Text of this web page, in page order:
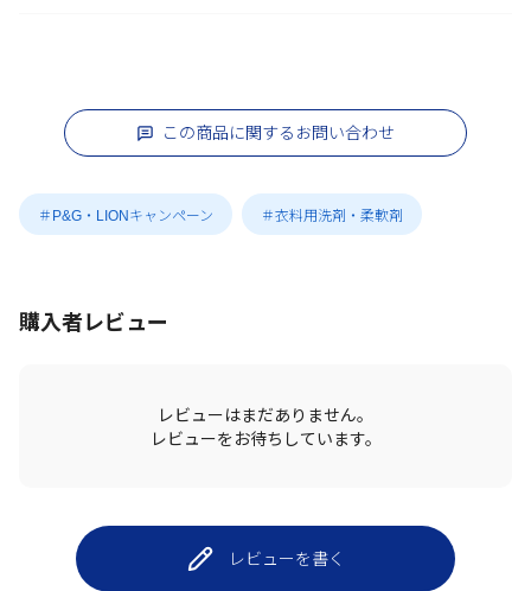
この商品に関するお問い合わせ
＃P&G・LIONキャンペーン ＃衣料用洗剤・柔軟剤
購入者レビュー
レビューはまだありません。
レビューをお待ちしています。
レビューを書く